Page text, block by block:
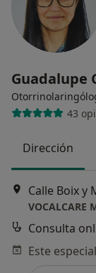
Guadalupe
43
Dirección
Calle Boix y
VOCALCARE
Consulta